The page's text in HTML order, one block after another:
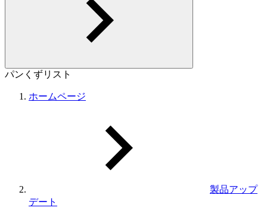
パンくずリスト
ホームページ
製品アップ
デート